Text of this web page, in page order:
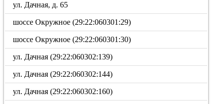
ул. Дачная, д. 65
шоссе Окружное (29:22:060301:29)
шоссе Окружное (29:22:060301:30)
ул. Дачная (29:22:060302:139)
ул. Дачная (29:22:060302:144)
ул. Дачная (29:22:060302:160)